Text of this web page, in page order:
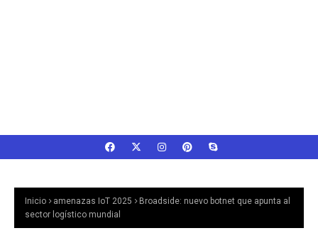
Inicio amenazas IoT 2025
Broadside: nuevo botnet que apunta al
sector logístico mundial